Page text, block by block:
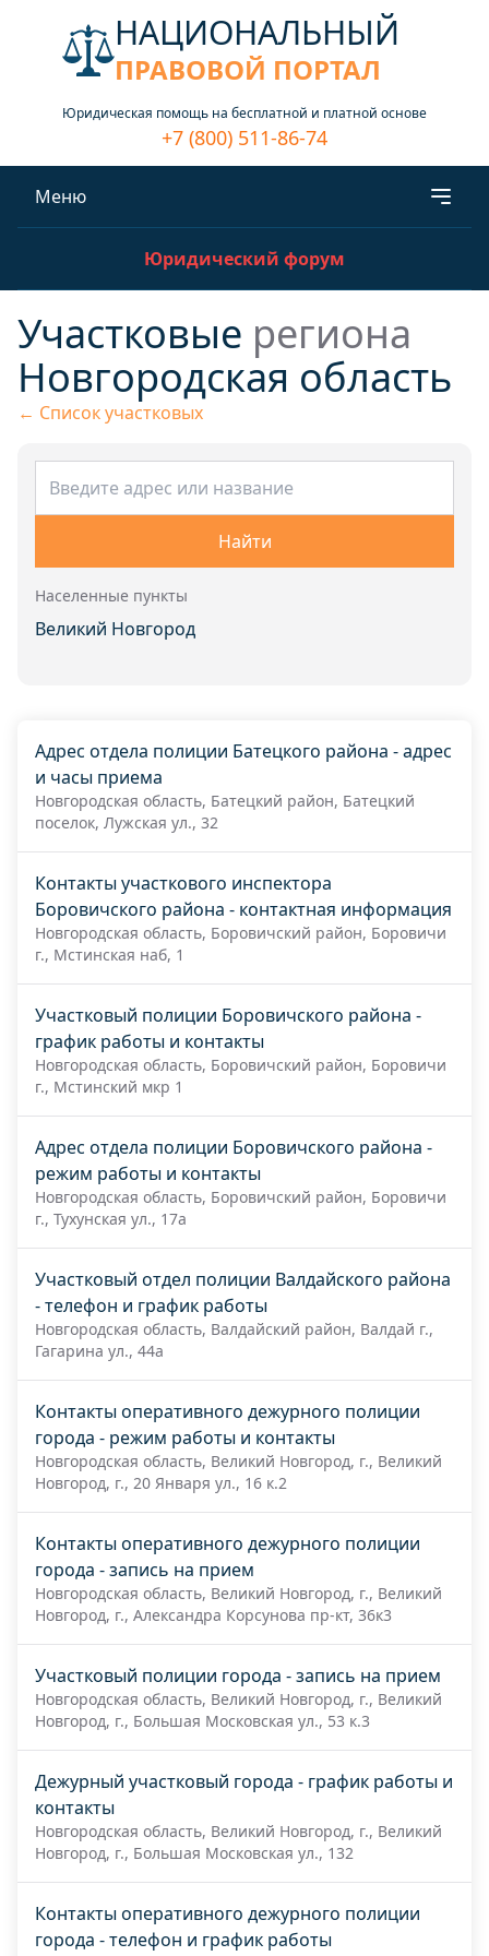
НАЦИОНАЛЬНЫЙ
ПРАВОВОЙ ПОРТАЛ
Юридическая помощь на бесплатной и платной основе
+7 (800) 511-86-74
Меню
Юридический форум
Участковые региона
Новгородская область
← Список участковых
Найти
Населенные пункты
Великий Новгород
Адрес отдела полиции Батецкого района - адрес
и часы приема
Новгородская область, Батецкий район, Батецкий
поселок, Лужская ул., 32
Контакты участкового инспектора
Боровичского района - контактная информация
Новгородская область, Боровичский район, Боровичи
г., Мстинская наб, 1
Участковый полиции Боровичского района -
график работы и контакты
Новгородская область, Боровичский район, Боровичи
г., Мстинский мкр 1
Адрес отдела полиции Боровичского района -
режим работы и контакты
Новгородская область, Боровичский район, Боровичи
г., Тухунская ул., 17а
Участковый отдел полиции Валдайского района
- телефон и график работы
Новгородская область, Валдайский район, Валдай г.,
Гагарина ул., 44а
Контакты оперативного дежурного полиции
города - режим работы и контакты
Новгородская область, Великий Новгород, г., Великий
Новгород, г., 20 Января ул., 16 к.2
Контакты оперативного дежурного полиции
города - запись на прием
Новгородская область, Великий Новгород, г., Великий
Новгород, г., Александра Корсунова пр-кт, 36к3
Участковый полиции города - запись на прием
Новгородская область, Великий Новгород, г., Великий
Новгород, г., Большая Московская ул., 53 к.3
Дежурный участковый города - график работы и
контакты
Новгородская область, Великий Новгород, г., Великий
Новгород, г., Большая Московская ул., 132
Контакты оперативного дежурного полиции
города - телефон и график работы